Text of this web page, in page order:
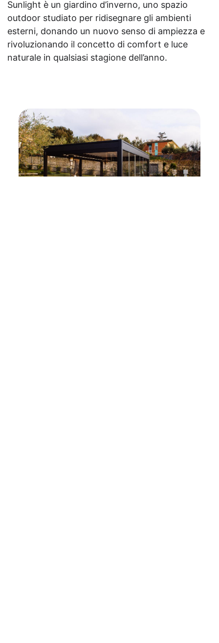
Sunlight è un giardino d’inverno, uno spazio
outdoor studiato per ridisegnare gli ambienti
esterni, donando un nuovo senso di ampiezza e
rivoluzionando il concetto di comfort e luce
naturale in qualsiasi stagione dell’anno.